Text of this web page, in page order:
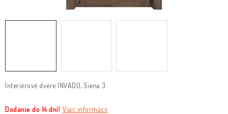
Interiérové dvere INVADO, Siena 3
Dodanie do 14 dní! Viac informácií